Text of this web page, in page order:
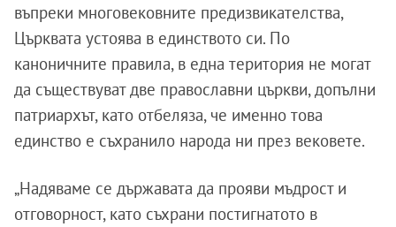
въпреки многовековните предизвикателства,
Църквата устоява в единството си. По
каноничните правила, в една територия не могат
да съществуват две православни църкви, допълни
патриархът, като отбеляза, че именно това
единство е съхранило народа ни през вековете.
„Надяваме се държавата да прояви мъдрост и
отговорност, като съхрани постигнатото в